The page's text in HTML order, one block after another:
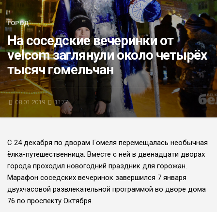
БЛИЦ-ОПРОС
АФИША
ГОРОД
На соседские вечеринки от
velcom заглянули около четырёх
тысяч гомельчан
08.01.2019 1177
С 24 декабря по дворам Гомеля перемещалась необычная
ёлка-путешественница. Вместе с ней в двенадцати дворах
города проходил новогодний праздник для горожан.
Марафон соседских вечеринок завершился 7 января
двухчасовой развлекательной программой во дворе дома
76 по проспекту Октября.